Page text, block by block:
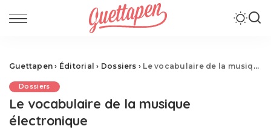
Guettapen › Éditorial › Dossiers › Le vocabulaire de la musique électronique
Dossiers
Le vocabulaire de la musique
électronique